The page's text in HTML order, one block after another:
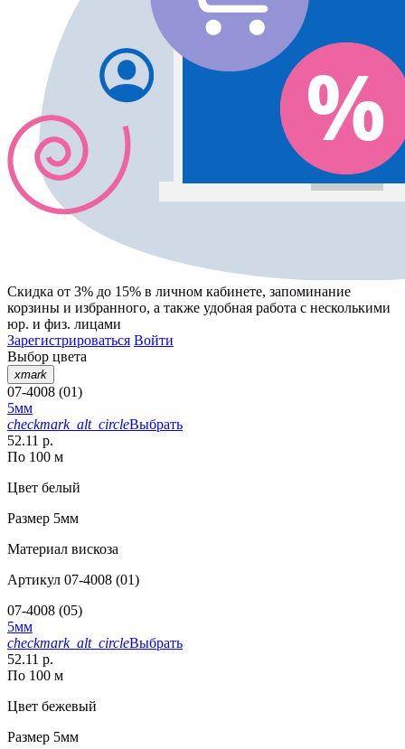
Скидка от 3% до 15% в личном кабинете, запоминание
корзины и избранного, а также удобная работа с несколькими
юр. и физ. лицами
Зарегистрироваться Войти
Выбор цвета
xmark
07-4008 (01)
5мм
checkmark_alt_circleВыбрать
52.11 р.
По 100 м
Цвет белый
Размер 5мм
Материал вискоза
Артикул 07-4008 (01)
07-4008 (05)
5мм
checkmark_alt_circleВыбрать
52.11 р.
По 100 м
Цвет бежевый
Размер 5мм